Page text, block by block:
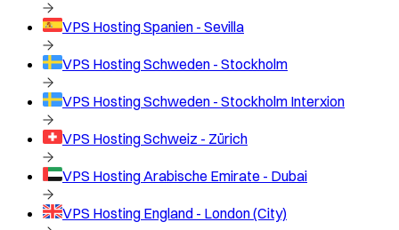
VPS HostingSpanien - Sevilla
VPS HostingSchweden - Stockholm
VPS HostingSchweden - Stockholm Interxion
VPS HostingSchweiz - Zürich
VPS HostingArabische Emirate - Dubai
VPS Hosting England - London (City)